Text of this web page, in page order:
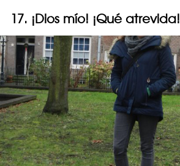
17. ¡Dios mío! ¡Qué atrevida!